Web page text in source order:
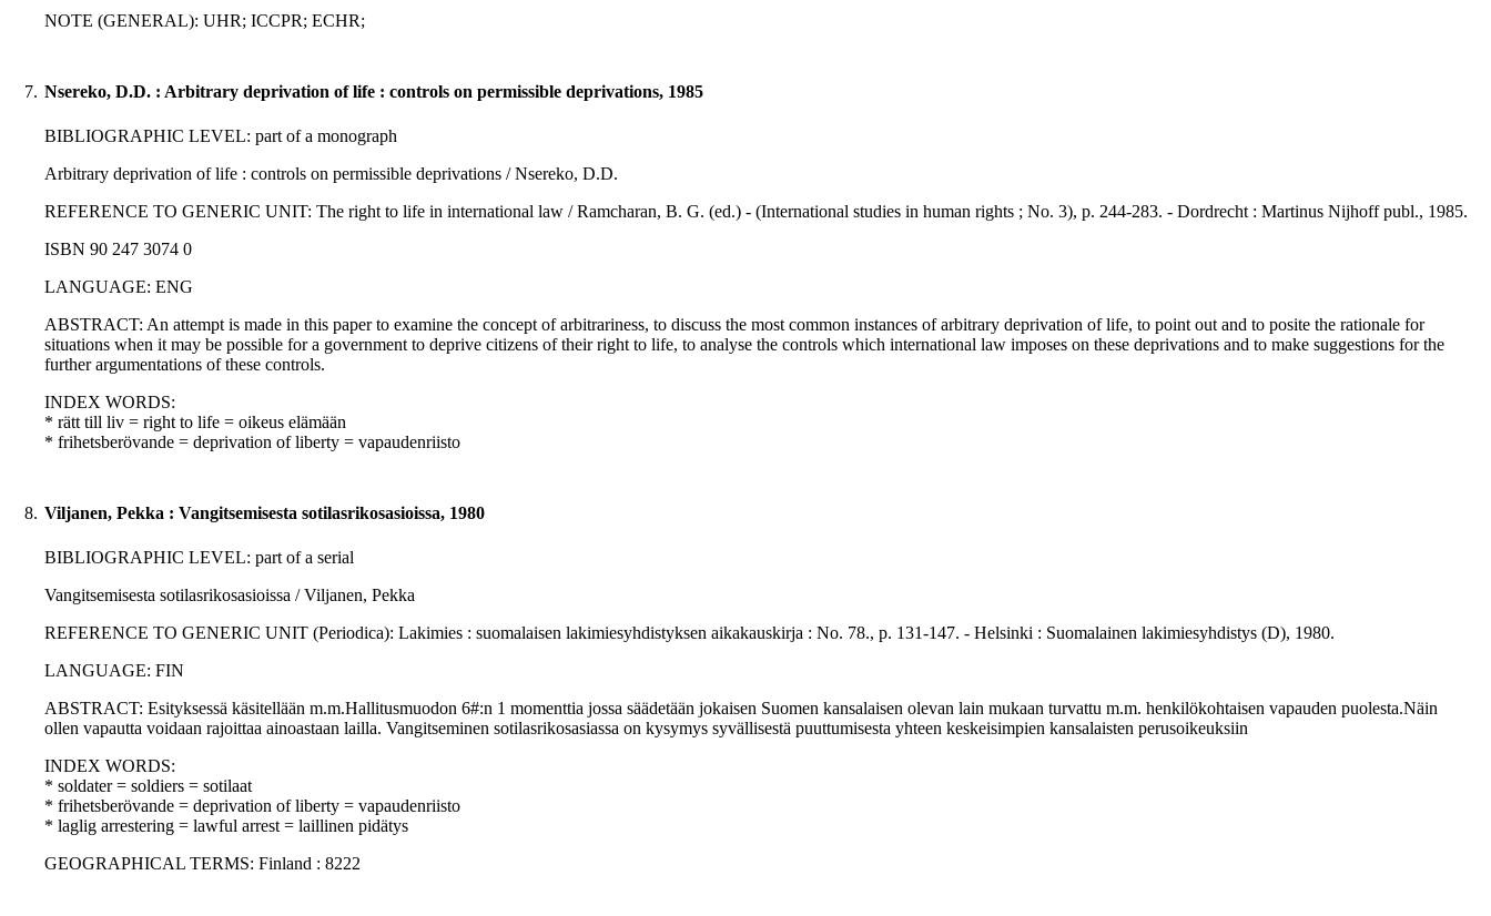
NOTE (GENERAL): UHR; ICCPR; ECHR;
7. Nsereko, D.D. : Arbitrary deprivation of life : controls on permissible deprivations, 1985
BIBLIOGRAPHIC LEVEL: part of a monograph
Arbitrary deprivation of life : controls on permissible deprivations / Nsereko, D.D.
REFERENCE TO GENERIC UNIT: The right to life in international law / Ramcharan, B. G. (ed.) - (International studies in human rights ; No. 3), p. 244-283. - Dordrecht : Martinus Nijhoff publ., 1985.
ISBN 90 247 3074 0
LANGUAGE: ENG
ABSTRACT: An attempt is made in this paper to examine the concept of arbitrariness, to discuss the most common instances of arbitrary deprivation of life, to point out and to posite the rationale for
situations when it may be possible for a government to deprive citizens of their right to life, to analyse the controls which international law imposes on these deprivations and to make suggestions for the
further argumentations of these controls.
INDEX WORDS:
* rätt till liv = right to life = oikeus elämään
* frihetsberövande = deprivation of liberty = vapaudenriisto
8. Viljanen, Pekka : Vangitsemisesta sotilasrikosasioissa, 1980
BIBLIOGRAPHIC LEVEL: part of a serial
Vangitsemisesta sotilasrikosasioissa / Viljanen, Pekka
REFERENCE TO GENERIC UNIT (Periodica): Lakimies : suomalaisen lakimiesyhdistyksen aikakauskirja : No. 78., p. 131-147. - Helsinki : Suomalainen lakimiesyhdistys (D), 1980.
LANGUAGE: FIN
ABSTRACT: Esityksessä käsitellään m.m.Hallitusmuodon 6#:n 1 momenttia jossa säädetään jokaisen Suomen kansalaisen olevan lain mukaan turvattu m.m. henkilökohtaisen vapauden puolesta.Näin
ollen vapautta voidaan rajoittaa ainoastaan lailla. Vangitseminen sotilasrikosasiassa on kysymys syvällisestä puuttumisesta yhteen keskeisimpien kansalaisten perusoikeuksiin
INDEX WORDS:
* soldater = soldiers = sotilaat
* frihetsberövande = deprivation of liberty = vapaudenriisto
* laglig arrestering = lawful arrest = laillinen pidätys
GEOGRAPHICAL TERMS: Finland : 8222